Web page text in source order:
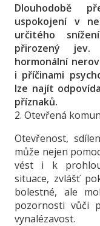
Dlouhodobě
uspokojení v
určitého
přirozený
hormonální
i příčinami
lze najít
příznaků.
2. Otevřená
Otevřenost,
může nejen
vést i k
situace, zvlášť
bolestné, ale
pozornosti vůči
vynalézavost.